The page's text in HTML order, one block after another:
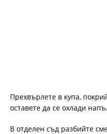
Прехвърлете в купа,
оставете да се охлади
В отделен съд разбийте